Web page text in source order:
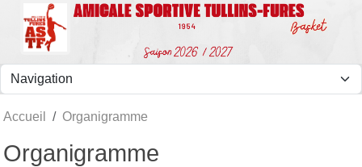
Accueil Organigramme
Organigramme
Panneau de gestion des cookies